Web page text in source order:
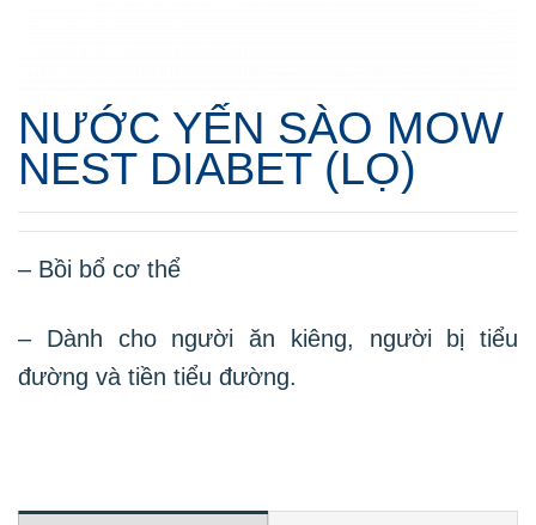
NƯỚC YẾN SÀO MOW
NEST DIABET (LỌ)
– Bồi bổ cơ thể
– Dành cho người ăn kiêng, người bị tiểu
đường và tiền tiểu đường.